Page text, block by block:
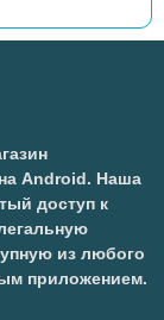
Android. Наша
доступ к
из любого
приложением.